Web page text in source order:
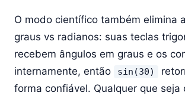
O modo científico também elimina
graus vs radianos: suas teclas
recebem ângulos em graus e os
internamente, então
sin(30)
forma confiável. Qualquer que seja